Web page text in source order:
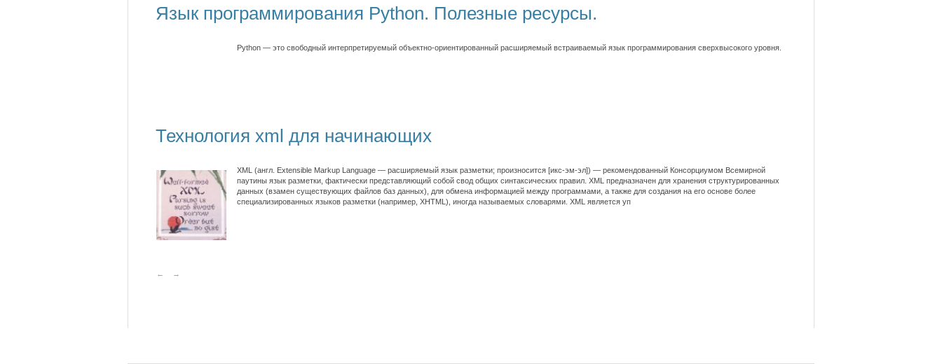
Язык программирования Python. Полезные ресурсы.
Python — это свободный интерпретируемый объектно-ориентированный расширяемый встраиваемый язык программирования сверхвысокого уровня.
Технология xml для начинающих
XML (англ. Extensible Markup Language — расширяемый язык разметки; произносится [икс-эм-эл]) — рекомендованный Консорциумом Всемирной
паутины язык разметки, фактически представляющий собой свод общих синтаксических правил. XML предназначен для хранения структурированных
данных (взамен существующих файлов баз данных), для обмена информацией между программами, а также для создания на его основе более
специализированных языков разметки (например, XHTML), иногда называемых словарями. XML является уп
← →